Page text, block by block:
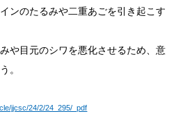
ンのたるみや二重あごを引き起こす
や目元のシワを悪化させるため、意
。
jjcsc/24/2/24_295/_pdf